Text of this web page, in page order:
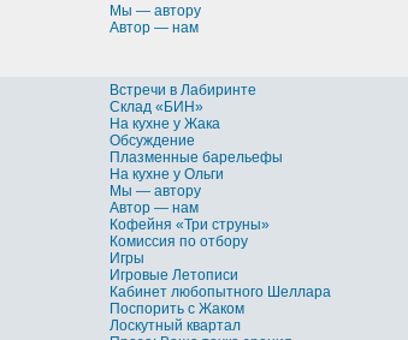
Мы — автору
Автор — нам
Встречи в Лабиринте
Склад «БИН»
На кухне у Жака
Обсуждение
Плазменные барельефы
На кухне у Ольги
Мы — автору
Автор — нам
Кофейня «Три струны»
Комиссия по отбору
Игры
Игровые Летописи
Кабинет любопытного Шеллара
Поспорить с Жаком
Лоскутный квартал